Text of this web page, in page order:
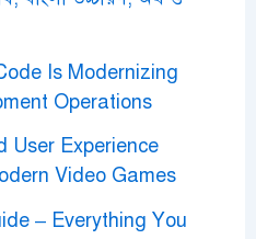
Is Modernizing
Operations
User Experience
Video Games
– Everything You